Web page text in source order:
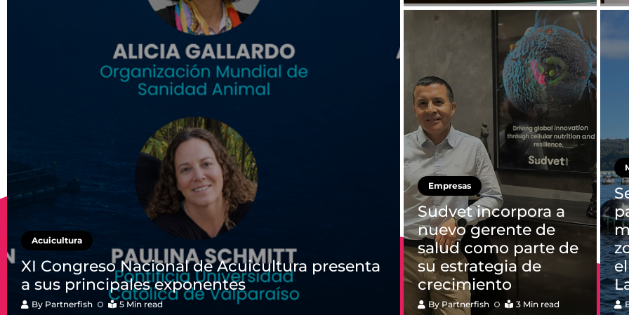
Acuicultura
XI Congreso Nacional de Acuicultura presenta
a sus principales exponentes
By Partnerfish 5 Min read
Empresas
Sudvet incorpora a
nuevo gerente de
salud como parte de
su estrategia de
crecimiento
By Partnerfish 3 Min read